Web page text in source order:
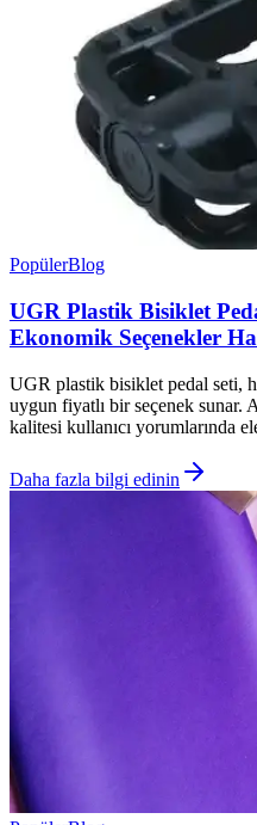
PopülerBlog
UGR Plastik Bisiklet
Ekonomik Seçenekler
UGR plastik bisiklet pedal seti,
uygun fiyatlı bir seçenek sunar.
kalitesi kullanıcı yorumlarında
Daha fazla bilgi edinin